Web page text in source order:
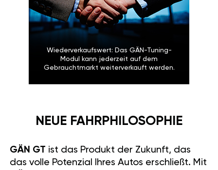
Wiederverkaufswert: Das GÄN-Tuning-
Modul kann jederzeit auf dem
Gebrauchtmarkt weiterverkauft werden.
NEUE FAHRPHILOSOPHIE
GÄN GT ist das Produkt der Zukunft, das
das volle Potenzial Ihres Autos erschließt. Mit